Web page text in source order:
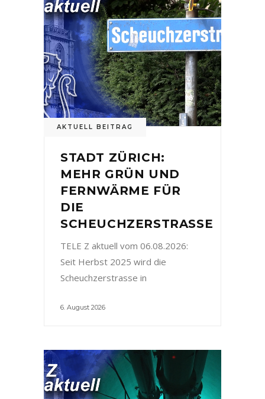
AKTUELL BEITRAG
STADT ZÜRICH:
MEHR GRÜN UND
FERNWÄRME FÜR
DIE
SCHEUCHZERSTRASSE
TELE Z aktuell vom 06.08.2026:
Seit Herbst 2025 wird die
Scheuchzerstrasse in
6. August 2026